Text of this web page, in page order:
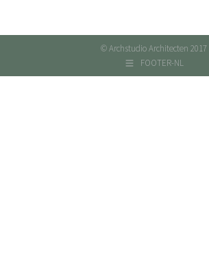
© Archstudio Architecten 2017
FOOTER-NL